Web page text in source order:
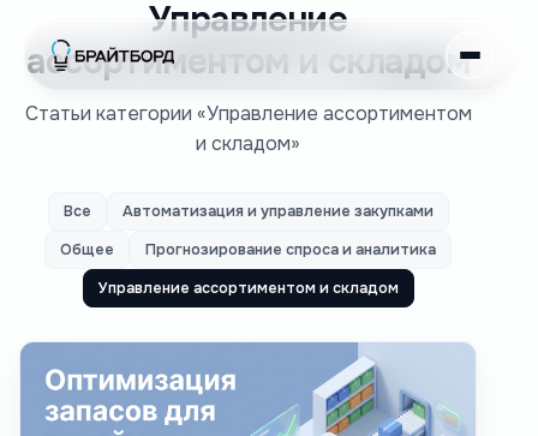
Управление
ассортиментом и складом
Статьи категории «Управление ассортиментом
и складом»
Все
Автоматизация и управление закупками
Общее
Прогнозирование спроса и аналитика
Управление ассортиментом и складом